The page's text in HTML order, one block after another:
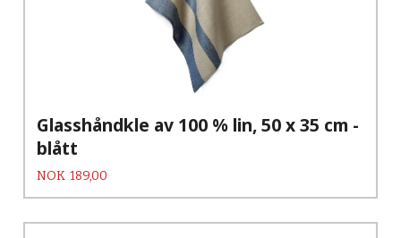
Glasshåndkle av 100 % lin, 50 x 35 cm -
blått
Pris
NOK 189,00